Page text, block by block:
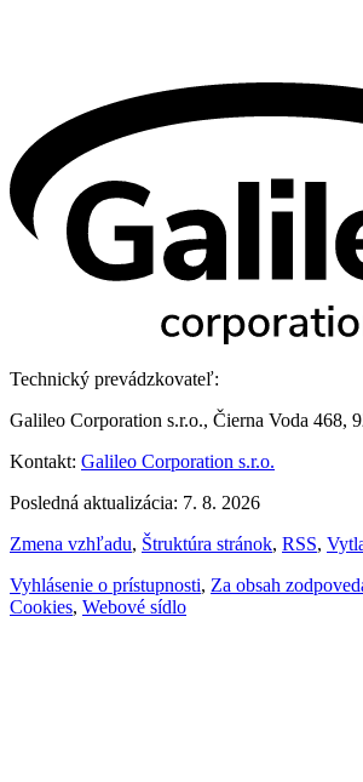
Technický prevádzkovateľ:
Galileo Corporation s.r.o., Čierna Voda 468,
Kontakt: Galileo Corporation s.r.o.
Posledná aktualizácia: 7. 8. 2026
Zmena vzhľadu, Štruktúra stránok, RSS,
Vyhlásenie o prístupnosti, Za obsah
Cookies, Webové sídlo